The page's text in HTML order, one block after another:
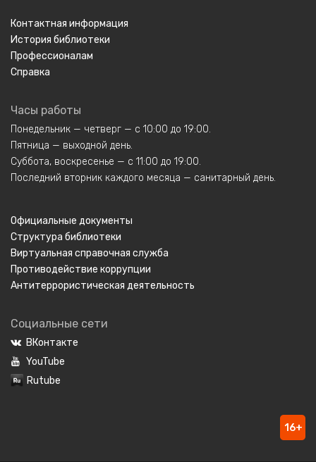
Контактная информация
История библиотеки
Профессионалам
Справка
Часы работы
Понедельник — четверг — с 10:00 до 19:00.
Пятница — выходной день.
Суббота, воскресенье — с 11:00 до 19:00.
Последний вторник каждого месяца — санитарный день.
Официальные документы
Структура библиотеки
Виртуальная справочная служба
Противодействие коррупции
Антитеррористическая деятельность
Социальные сети
ВКонтакте
YouTube
Rutube
16+